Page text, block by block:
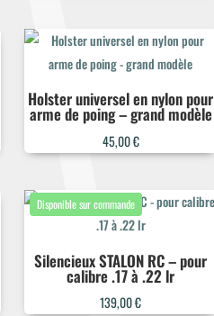
Holster universel en nylon pour
arme de poing – grand modèle
45,00€
Silencieux STALON RC – pour
calibre .17 à .22 lr
139,00€